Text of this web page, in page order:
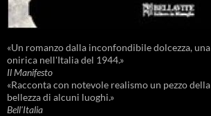
«Un romanzo dalla inconfondibile dolcezza,
onirica nell'Italia del 1944.»
Il Manifesto
«Racconta con notevole realismo un pezzo
bellezza di alcuni luoghi.»
Bell'Italia